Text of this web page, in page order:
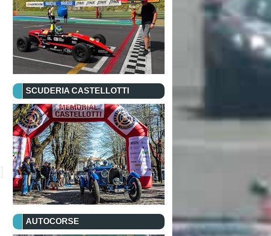
SCUDERIA CASTELLOTTI
AUTOCORSE